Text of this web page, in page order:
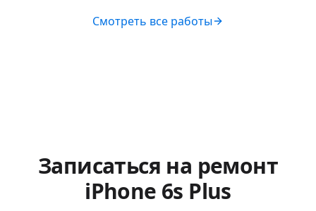
Смотреть все работы
Записаться на ремонт
iPhone 6s Plus